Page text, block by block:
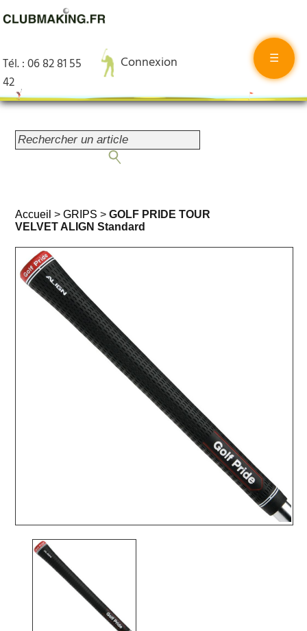
☰
Tél. : 06 82 81 55
42
Connexion
Accueil >GRIPS >GOLF PRIDE TOUR
VELVET ALIGN Standard